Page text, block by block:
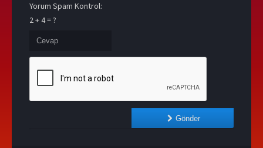
Yorum Spam Kontrol:
2 + 4 = ?
Gönder